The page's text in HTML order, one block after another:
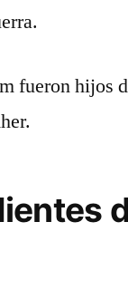
fueron hijos